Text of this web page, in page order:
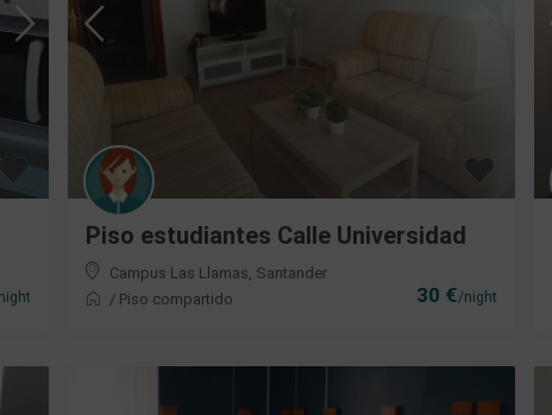
30 €/night
Piso estudiantes Calle Universidad
Campus Las Llamas Santander
/ Piso compartido